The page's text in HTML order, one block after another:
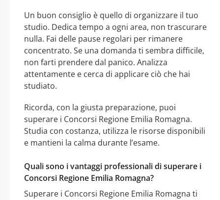
Un buon consiglio è quello di organizzare il tuo
studio. Dedica tempo a ogni area, non trascurare
nulla. Fai delle pause regolari per rimanere
concentrato. Se una domanda ti sembra difficile,
non farti prendere dal panico. Analizza
attentamente e cerca di applicare ciò che hai
studiato.
Ricorda, con la giusta preparazione, puoi
superare i Concorsi Regione Emilia Romagna.
Studia con costanza, utilizza le risorse disponibili
e mantieni la calma durante l’esame.
Quali sono i vantaggi professionali di superare i
Concorsi Regione Emilia Romagna?
Superare i Concorsi Regione Emilia Romagna ti